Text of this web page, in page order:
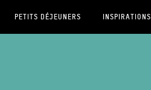
PETITS DÉJEUNERS INSPIRATIONS